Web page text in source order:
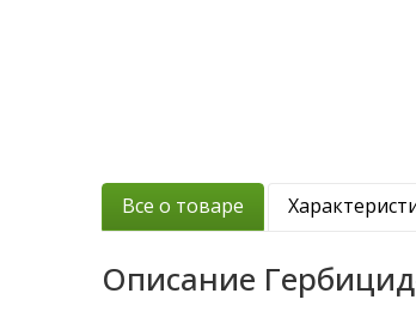
Все о товаре
Описание